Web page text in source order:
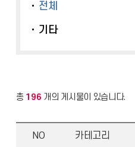
전체
기타
총 196 개의 게시물이 있습니다.
NO 카테고리